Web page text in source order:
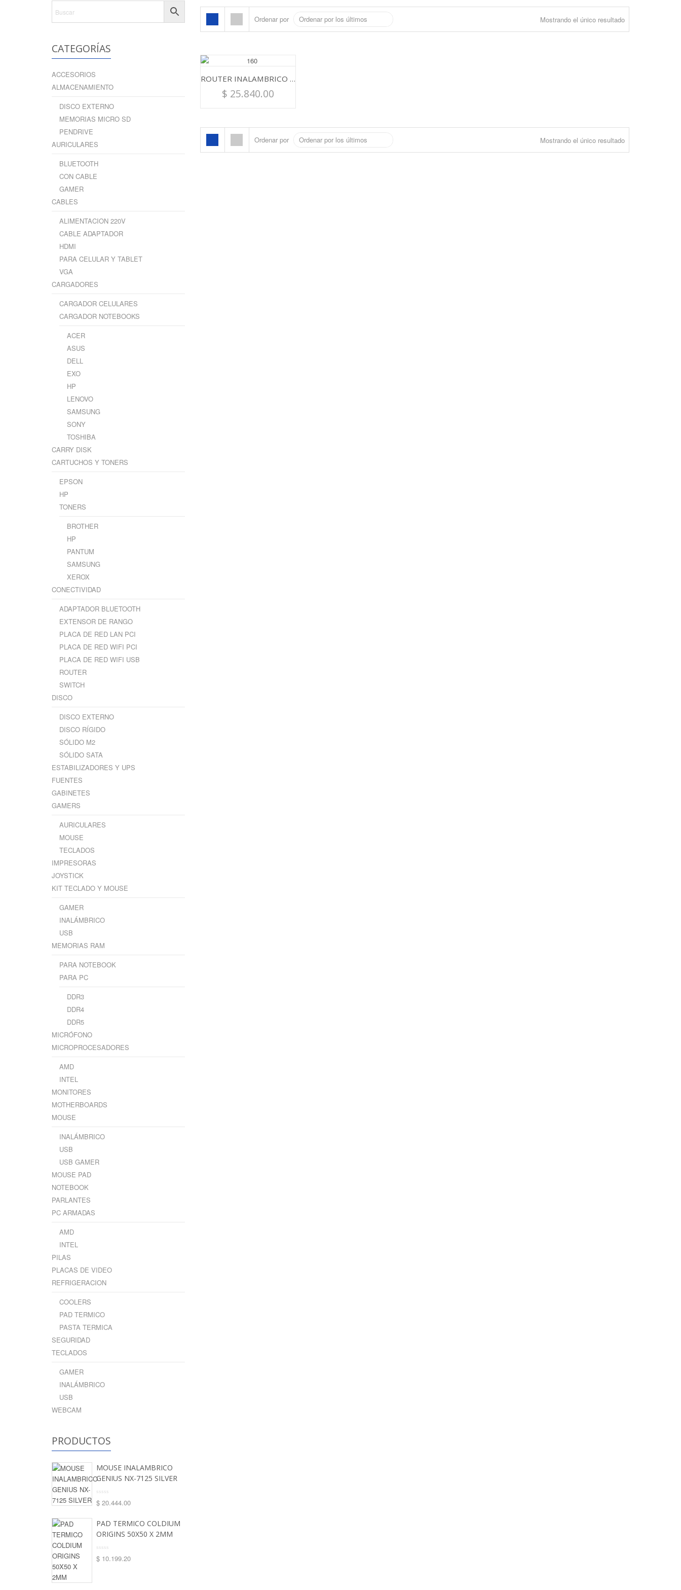
CATEGORÍAS
ACCESORIOS
ALMACENAMIENTO
DISCO EXTERNO
MEMORIAS MICRO SD
PENDRIVE
AURICULARES
BLUETOOTH
CON CABLE
GAMER
CABLES
ALIMENTACION 220V
CABLE ADAPTADOR
HDMI
PARA CELULAR Y TABLET
VGA
CARGADORES
CARGADOR CELULARES
CARGADOR NOTEBOOKS
ACER
ASUS
DELL
EXO
HP
LENOVO
SAMSUNG
SONY
TOSHIBA
CARRY DISK
CARTUCHOS Y TONERS
EPSON
HP
TONERS
BROTHER
HP
PANTUM
SAMSUNG
XEROX
CONECTIVIDAD
ADAPTADOR BLUETOOTH
EXTENSOR DE RANGO
PLACA DE RED LAN PCI
PLACA DE RED WIFI PCI
PLACA DE RED WIFI USB
ROUTER
SWITCH
DISCO
DISCO EXTERNO
DISCO RÍGIDO
SÓLIDO M2
SÓLIDO SATA
ESTABILIZADORES Y UPS
FUENTES
GABINETES
GAMERS
AURICULARES
MOUSE
TECLADOS
IMPRESORAS
JOYSTICK
KIT TECLADO Y MOUSE
GAMER
INALÁMBRICO
USB
MEMORIAS RAM
PARA NOTEBOOK
PARA PC
DDR3
DDR4
DDR5
MICRÓFONO
MICROPROCESADORES
AMD
INTEL
MONITORES
MOTHERBOARDS
MOUSE
INALÁMBRICO
USB
USB GAMER
MOUSE PAD
NOTEBOOK
PARLANTES
PC ARMADAS
AMD
INTEL
PILAS
PLACAS DE VIDEO
REFRIGERACION
COOLERS
PAD TERMICO
PASTA TERMICA
SEGURIDAD
TECLADOS
GAMER
INALÁMBRICO
USB
WEBCAM
PRODUCTOS
MOUSE INALAMBRICO
GENIUS NX-7125 SILVER
$ 20.444.00
PAD TERMICO COLDIUM
ORIGINS 50X50 X 2MM
$ 10.199.20
Ordenar por Mostrando el único resultado
ROUTER INALAMBRICO PORTATIL TP-LINK – MR3020 3G/4G
$ 25.840.00
Ordenar por Mostrando el único resultado